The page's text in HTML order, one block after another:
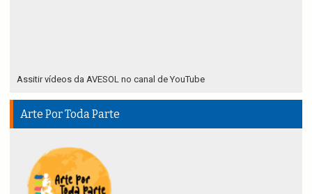
Assitir vídeos da AVESOL no canal de YouTube
Arte Por Toda Parte